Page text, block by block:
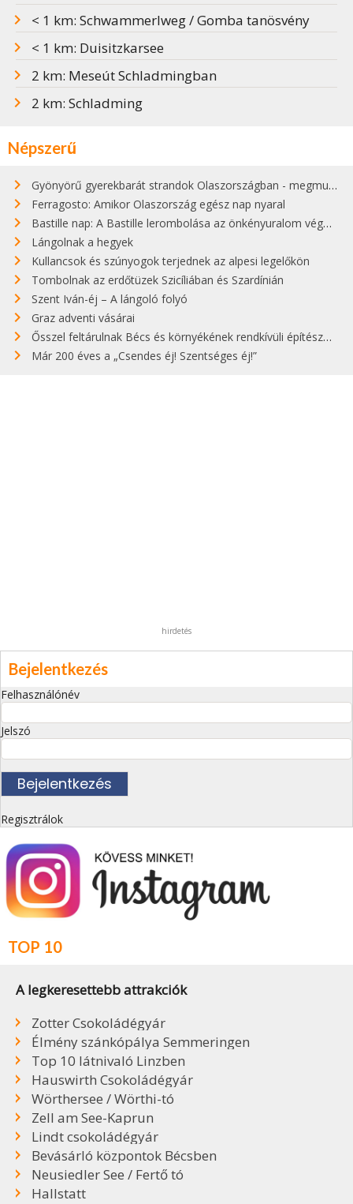
< 1 km: Schwammerlweg / Gomba tanösvény
< 1 km: Duisitzkarsee
2 km: Meseút Schladmingban
2 km: Schladming
Népszerű
Gyönyörű gyerekbarát strandok Olaszországban - megmutatjuk a 15 legjobbat
Ferragosto: Amikor Olaszország egész nap nyaral
Bastille nap: A Bastille lerombolása az önkényuralom végét jelentette
Lángolnak a hegyek
Kullancsok és szúnyogok terjednek az alpesi legelőkön
Tombolnak az erdőtüzek Szicíliában és Szardínián
Szent Iván-éj – A lángoló folyó
Graz adventi vásárai
Ősszel feltárulnak Bécs és környékének rendkívüli építészeti kincsei
Már 200 éves a „Csendes éj! Szentséges éj!”
hirdetés
Bejelentkezés
Felhasználónév
Jelszó
Regisztrálok
TOP 10
A legkeresettebb attrakciók
Zotter Csokoládégyár
Élmény szánkópálya Semmeringen
Top 10 látnivaló Linzben
Hauswirth Csokoládégyár
Wörthersee / Wörthi-tó
Zell am See-Kaprun
Lindt csokoládégyár
Bevásárló központok Bécsben
Neusiedler See / Fertő tó
Hallstatt